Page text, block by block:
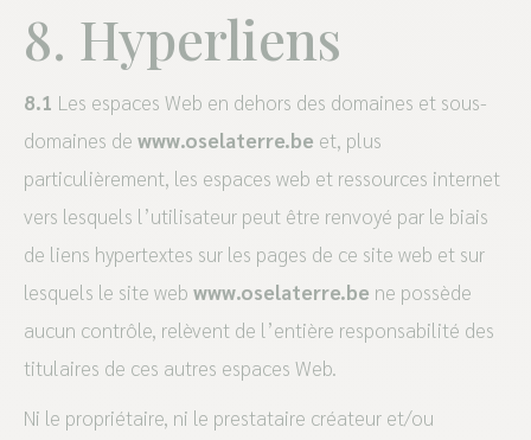
8. Hyperliens
8.1 Les espaces Web en dehors des domaines et sous-
domaines de www.oselaterre.be et, plus
particulièrement, les espaces web et ressources internet
vers lesquels l’utilisateur peut être renvoyé par le biais
de liens hypertextes sur les pages de ce site web et sur
lesquels le site web www.oselaterre.be ne possède
aucun contrôle, relèvent de l’entière responsabilité des
titulaires de ces autres espaces Web.
Ni le propriétaire, ni le prestataire créateur et/ou